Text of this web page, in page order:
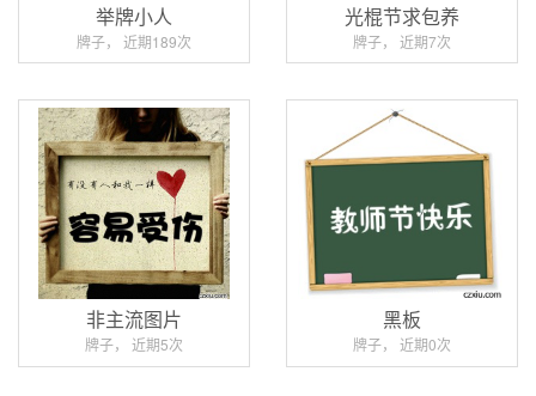
举牌小人
牌子， 近期189次
光棍节求包养
牌子， 近期7次
非主流图片
牌子， 近期5次
黑板
牌子， 近期0次